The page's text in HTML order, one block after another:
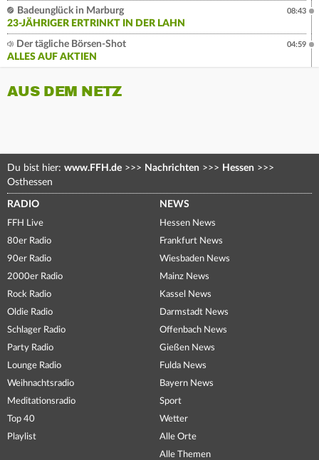
Badeunglück in Marburg
23-JÄHRIGER ERTRINKT IN DER LAHN
08:43
Der tägliche Börsen-Shot
ALLES AUF AKTIEN
04:59
AUS DEM NETZ
Du bist hier: www.FFH.de >>> Nachrichten >>> Hessen >>>
Osthessen
RADIO
FFH Live
80er Radio
90er Radio
2000er Radio
Rock Radio
Oldie Radio
Schlager Radio
Party Radio
Lounge Radio
Weihnachtsradio
Meditationsradio
Top 40
Playlist
NEWS
Hessen News
Frankfurt News
Wiesbaden News
Mainz News
Kassel News
Darmstadt News
Offenbach News
Gießen News
Fulda News
Bayern News
Sport
Wetter
Alle Orte
Alle Themen